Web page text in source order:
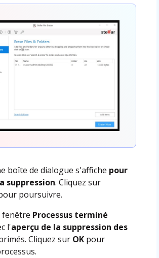
boîte de dialogue s'affiche pour
suppression. Cliquez sur
poursuivre.
fenêtre Processus terminé
l'aperçu de la suppression des
Cliquez sur OK pour